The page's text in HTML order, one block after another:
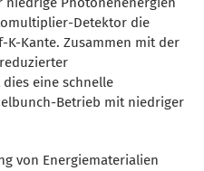
Detektor die
Kante. Zusammen mit der
eine schnelle
Betrieb mit niedriger
von Energiematerialien